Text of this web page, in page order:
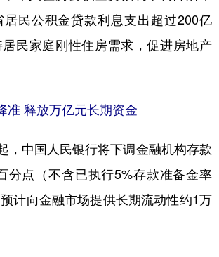
居民公积金贷款利息支出超过200亿
民家庭刚性住房需求，促进房地产
准 释放万亿元长期资金
中国人民银行将下调金融机构存款
分点（不含已执行5%存款准备金率
计向金融市场提供长期流动性约1万